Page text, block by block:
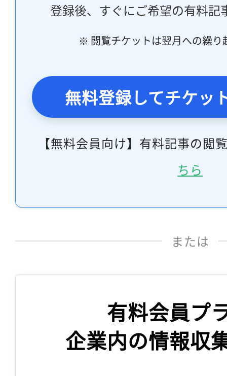
登録後、すぐにご希望の有料記
※ 閲覧チケットは翌月への繰り
無料登録してチケッ
【無料会員向け】有料記事の閲
ちら
または
有料会員プ
企業内の情報収